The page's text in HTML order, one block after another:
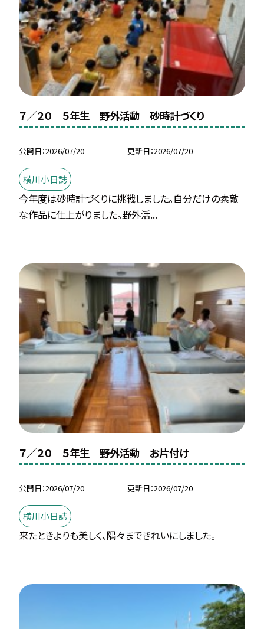
７／２０ ５年生 野外活動 砂時計づくり
公開日 2026/07/20 更新日 2026/07/20
横川小日誌
今年度は砂時計づくりに挑戦しました。自分だけの素敵
な作品に仕上がりました。野外活...
７／２０ ５年生 野外活動 お片付け
公開日 2026/07/20 更新日 2026/07/20
横川小日誌
来たときよりも美しく、隅々まできれいにしました。